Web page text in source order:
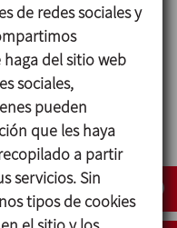
ponen a su
que permiten
y pública, una
violación, de los
en el código ético, en
de redes sociales y
del sitio web
sociales,
pueden
que les haya
a partir
servicios. Sin
tipos de cookies